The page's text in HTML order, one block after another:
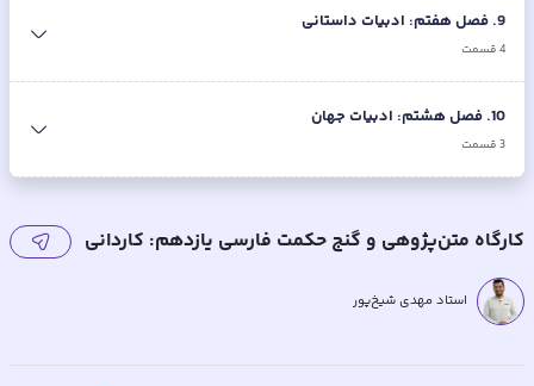
9
. فصل هفتم: ادبیات داستانی
4قسمت
10
. فصل هشتم: ادبیات جهان
3قسمت
کارگاه متن‌پژوهی و گنج حکمت فارسی یازدهم: کاردانی
استاد مهدی شیخ‌پور